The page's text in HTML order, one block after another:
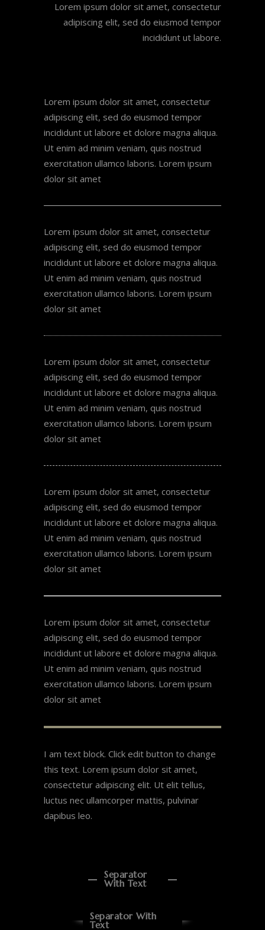
Lorem ipsum dolor sit amet, consectetur
adipiscing elit, sed do eiusmod tempor
incididunt ut labore.
Lorem ipsum dolor sit amet, consectetur
adipiscing elit, sed do eiusmod tempor
incididunt ut labore et dolore magna aliqua.
Ut enim ad minim veniam, quis nostrud
exercitation ullamco laboris. Lorem ipsum
dolor sit amet
Lorem ipsum dolor sit amet, consectetur
adipiscing elit, sed do eiusmod tempor
incididunt ut labore et dolore magna aliqua.
Ut enim ad minim veniam, quis nostrud
exercitation ullamco laboris. Lorem ipsum
dolor sit amet
Lorem ipsum dolor sit amet, consectetur
adipiscing elit, sed do eiusmod tempor
incididunt ut labore et dolore magna aliqua.
Ut enim ad minim veniam, quis nostrud
exercitation ullamco laboris. Lorem ipsum
dolor sit amet
Lorem ipsum dolor sit amet, consectetur
adipiscing elit, sed do eiusmod tempor
incididunt ut labore et dolore magna aliqua.
Ut enim ad minim veniam, quis nostrud
exercitation ullamco laboris. Lorem ipsum
dolor sit amet
Lorem ipsum dolor sit amet, consectetur
adipiscing elit, sed do eiusmod tempor
incididunt ut labore et dolore magna aliqua.
Ut enim ad minim veniam, quis nostrud
exercitation ullamco laboris. Lorem ipsum
dolor sit amet
I am text block. Click edit button to change
this text. Lorem ipsum dolor sit amet,
consectetur adipiscing elit. Ut elit tellus,
luctus nec ullamcorper mattis, pulvinar
dapibus leo.
Separator
With Text
Separator With
Text